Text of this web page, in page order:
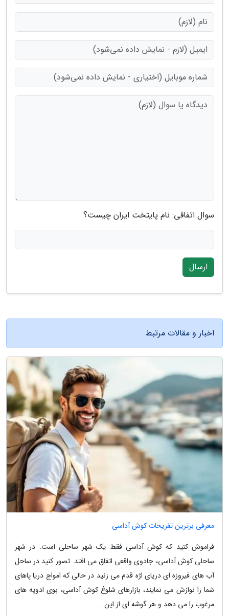
سوال اتفاقی: نام پایتخت ایران چیست؟
ارسال
اخبار و مقالات مرتبط
معرفی برترین تفریحات کوش آداسی
فراموش کنید که کوش آداسی فقط یک شهر ساحلی است. در شهر
ساحلی کوش آداسی، جادوی واقعی اتفاق می افتد. تصور کنید در ساحل
آب های فیروزه ای دریای اژه قدم می زنید در حالی که امواج دریا پاهای
شما را نوازش می نمایند، بازارهای شلوغ کوش آداسی، بوی ادویه های
مرغوب را می دهد و هر گوشه ای از این...